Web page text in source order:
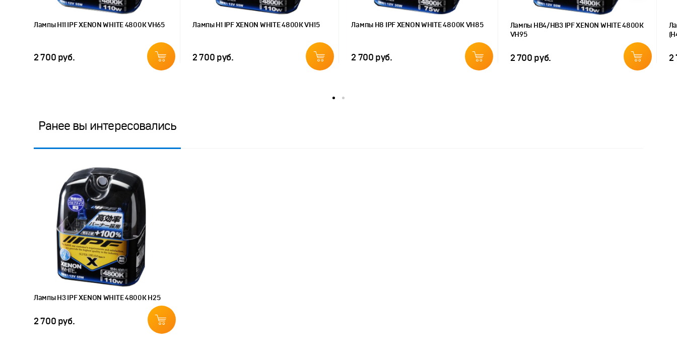
Лампы H11 IPF XENON WHITE 4800K VH65
2 700 руб.
Лампы H1 IPF XENON WHITE 4800K VH15
2 700 руб.
Лампы H8 IPF XENON WHITE 4800K VH85
2 700 руб.
Лампы HB4/HB3 IPF XENON WHITE 4800K
VH95
2 700 руб. 2
Ранее вы интересовались
Лампы H3 IPF XENON WHITE 4800K H25
2 700 руб.